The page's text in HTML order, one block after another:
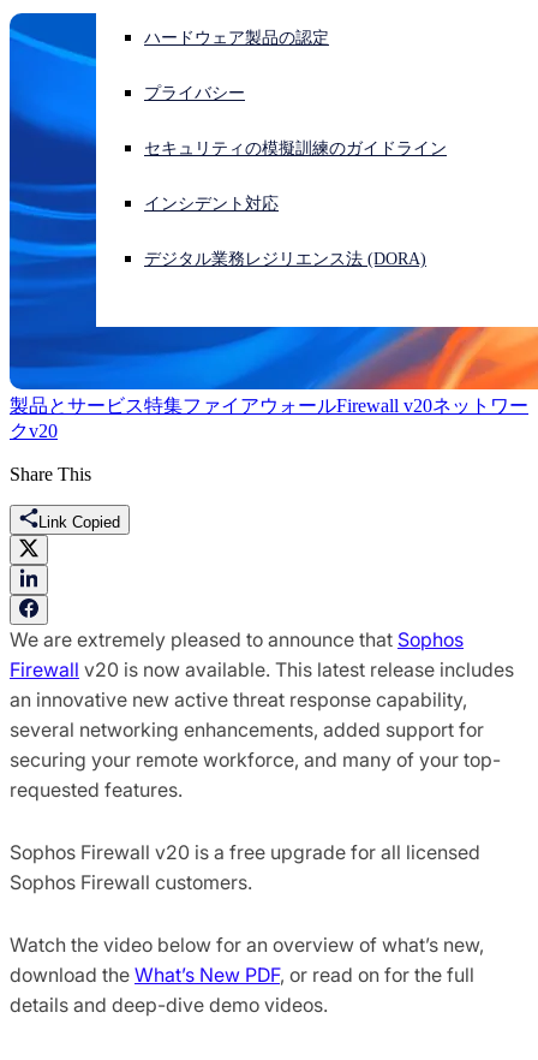
サイバー攻撃を受けている場合、連絡先はこちら
サインイン
Open search
ハードウェア製品の認定
プライバシー
セキュリティの模擬訓練のガイドライン
インシデント対応
デジタル業務レジリエンス法 (DORA)
製品とサービス特集ファイアウォールFirewall v20ネットワー
クv20
Share This
Link Copied
We are extremely pleased to announce that Sophos
Firewall v20 is now available. This latest release includes
an innovative new active threat response capability,
several networking enhancements, added support for
securing your remote workforce, and many of your top-
requested features.
Sophos Firewall v20 is a free upgrade for all licensed
Sophos Firewall customers.
Watch the video below for an overview of what’s new,
download the What’s New PDF, or read on for the full
details and deep-dive demo videos.